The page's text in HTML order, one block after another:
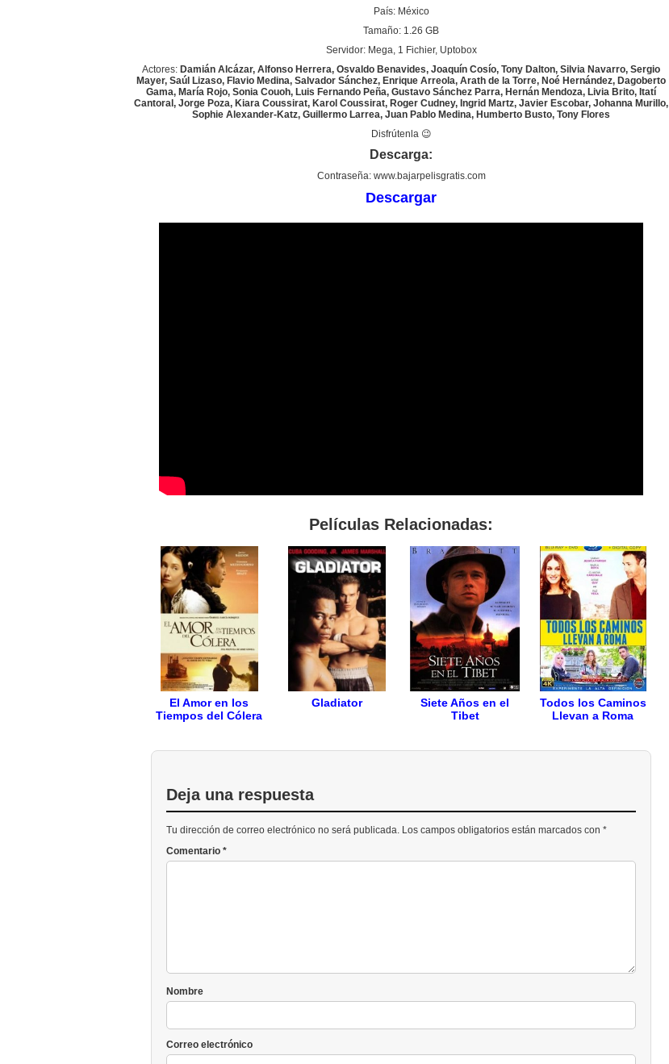
País: México
Tamaño: 1.26 GB
Servidor: Mega, 1 Fichier, Uptobox
Actores: Damián Alcázar, Alfonso Herrera, Osvaldo Benavides, Joaquín Cosío, Tony Dalton, Silvia Navarro, Sergio
Mayer, Saúl Lizaso, Flavio Medina, Salvador Sánchez, Enrique Arreola, Arath de la Torre, Noé Hernández, Dagoberto
Gama, María Rojo, Sonia Couoh, Luis Fernando Peña, Gustavo Sánchez Parra, Hernán Mendoza, Livia Brito, Itatí
Cantoral, Jorge Poza, Kiara Coussirat, Karol Coussirat, Roger Cudney, Ingrid Martz, Javier Escobar, Johanna Murillo,
Sophie Alexander-Katz, Guillermo Larrea, Juan Pablo Medina, Humberto Busto, Tony Flores
Disfrútenla 😉
Descarga:
Contraseña: www.bajarpelisgratis.com
Descargar
Películas Relacionadas:
El Amor en los
Tiempos del Cólera
Gladiator
Siete Años en el
Tibet
Todos los Caminos
Llevan a Roma
Deja una respuesta
Tu dirección de correo electrónico no será publicada. Los campos obligatorios están marcados con *
Comentario *
Nombre
Correo electrónico